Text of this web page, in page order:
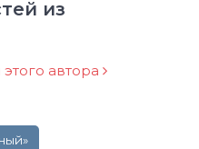
из
автора